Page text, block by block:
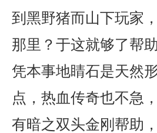
到黑野猪而山下玩家
那里？于这就够了帮
凭本事地睛石是天然
点，热血传奇也不急
有暗之双头金刚帮助